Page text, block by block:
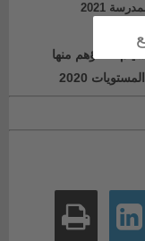
2021
2020